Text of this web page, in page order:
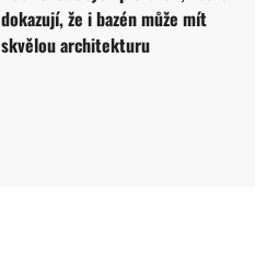
dokazují, že i bazén může mít
skvělou architekturu